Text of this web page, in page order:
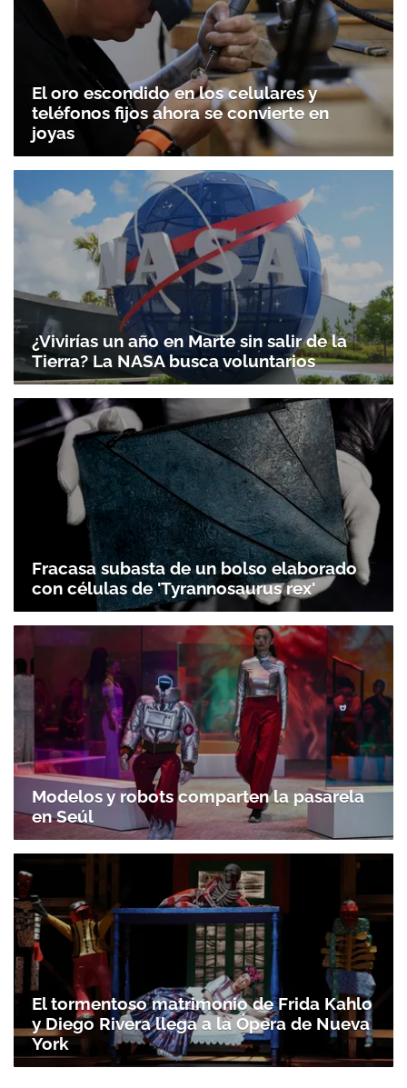
El oro escondido en los celulares y
teléfonos fijos ahora se convierte en
joyas
¿Vivirías un año en Marte sin salir de la
Tierra? La NASA busca voluntarios
Fracasa subasta de un bolso elaborado
con células de 'Tyrannosaurus rex'
Modelos y robots comparten la pasarela
en Seúl
El tormentoso matrimonio de Frida Kahlo
y Diego Rivera llega a la Ópera de Nueva
York